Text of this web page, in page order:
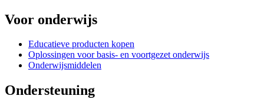
Voor onderwijs
Educatieve producten kopen
Oplossingen voor basis- en voortgezet onderwijs
Onderwijsmiddelen
Ondersteuning